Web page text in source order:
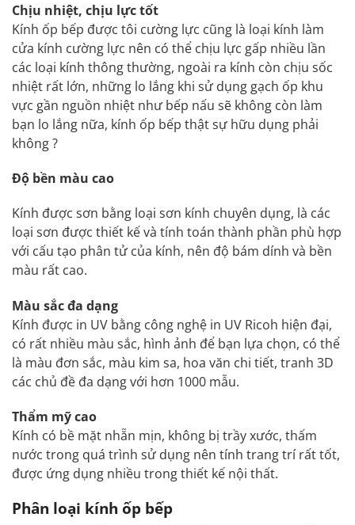
Chịu nhiệt, chịu lực tốt
Kính ốp bếp được tôi cường lực cũng là loại kính làm
cửa kính cường lực nên có thể chịu lực gấp nhiều lần
các loại kính thông thường, ngoài ra kính còn chịu sốc
nhiệt rất lớn, những lo lắng khi sử dụng gạch ốp khu
vực gần nguồn nhiệt như bếp nấu sẽ không còn làm
bạn lo lắng nữa, kính ốp bếp thật sự hữu dụng phải
không ?
Độ bền màu cao
Kính được sơn bằng loại sơn kính chuyên dụng, là các
loại sơn được thiết kế và tính toán thành phần phù hợp
với cấu tạo phân tử của kính, nên độ bám dính và bền
màu rất cao.
Màu sắc đa dạng
Kính được in UV bằng công nghệ in UV Ricoh hiện đại,
có rất nhiều màu sắc, hình ảnh để bạn lựa chọn, có thể
là màu đơn sắc, màu kim sa, hoa văn chi tiết, tranh 3D
các chủ đề đa dạng với hơn 1000 mẫu.
Thẩm mỹ cao
Kính có bề mặt nhẵn mịn, không bị trầy xước, thấm
nước trong quá trình sử dụng nên tính trang trí rất tốt,
được ứng dụng nhiều trong thiết kế nội thất.
Phân loại kính ốp bếp